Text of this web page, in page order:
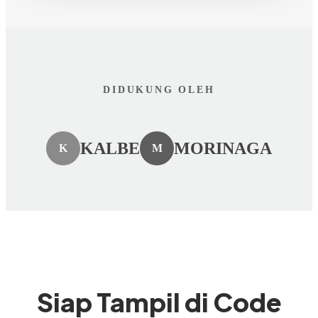
DIDUKUNG OLEH
K KALBE M MORINAGA
Siap Tampil di Code